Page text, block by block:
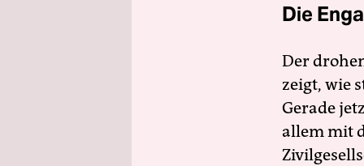
Die
Der
zeigt, wie
Gerade
allem mit